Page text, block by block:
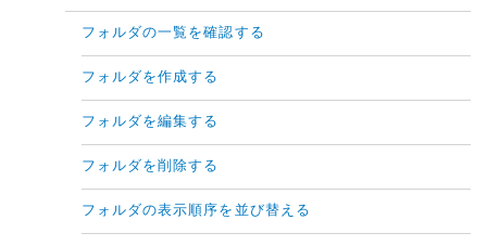
フォルダの一覧を確認する
フォルダを作成する
フォルダを編集する
フォルダを削除する
フォルダの表示順序を並び替える